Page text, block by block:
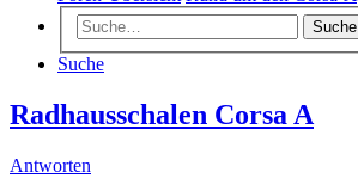
Suche
Suche
Radhausschalen Corsa A
Antworten